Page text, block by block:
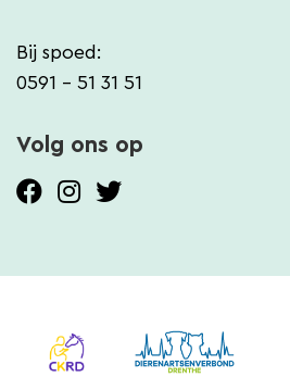
Bij spoed:
0591 - 51 31 51
Volg ons op